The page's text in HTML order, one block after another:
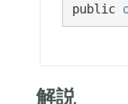
public